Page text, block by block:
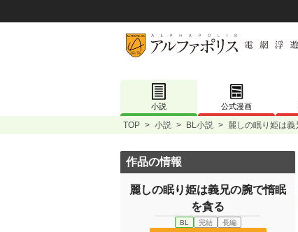
小説 公式漫画
TOP > 小説 > BL小説 > 麗しの眠り姫は
作品の情報
麗しの眠り姫は義兄の腕で惰眠
を貪る
BL 完結 長編